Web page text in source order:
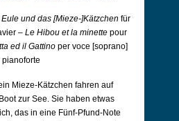
und das [Mieze-]Kätzchen für
– Le Hibou et la minettepour
ed il Gattinoper voce [soprano]
pianoforte
Mieze-Kätzchen fahren auf
zur See. Sie haben etwas
das in eine Fünf-Pfund-Note